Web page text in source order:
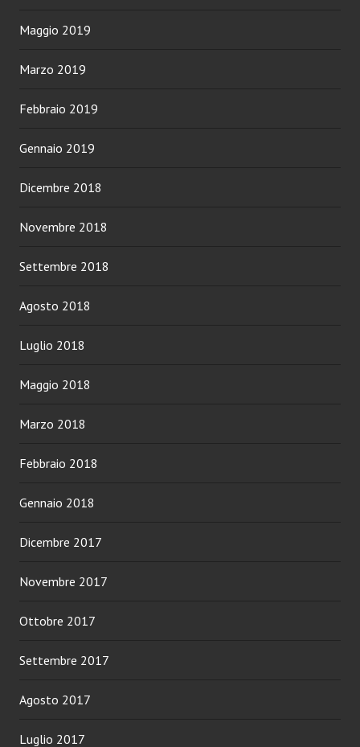
Maggio 2019
Marzo 2019
Febbraio 2019
Gennaio 2019
Dicembre 2018
Novembre 2018
Settembre 2018
Agosto 2018
Luglio 2018
Maggio 2018
Marzo 2018
Febbraio 2018
Gennaio 2018
Dicembre 2017
Novembre 2017
Ottobre 2017
Settembre 2017
Agosto 2017
Luglio 2017